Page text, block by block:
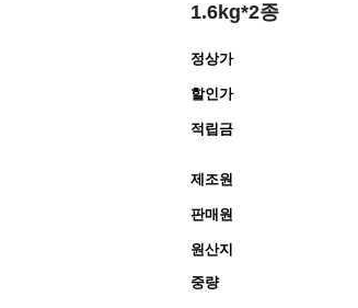
1.6kg*2종
정상가
할인가
적립금
제조원
판매원
원산지
중량